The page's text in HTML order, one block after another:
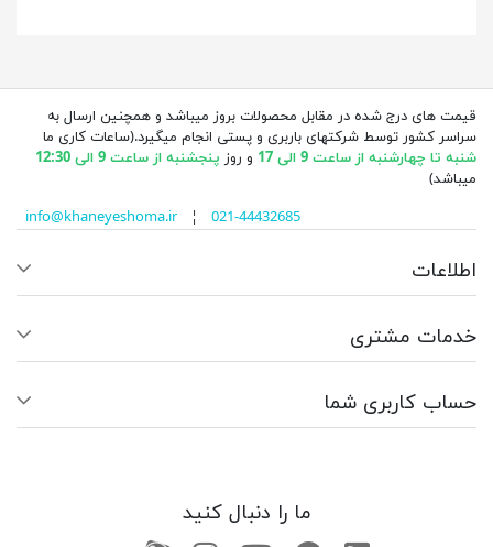
قیمت های درج شده در مقابل محصولات بروز میباشد و همچنین ارسال به
سراسر کشور توسط شرکتهای باربری و پستی انجام میگیرد.(ساعات کاری ما
شنبه تا چهارشنبه از ساعت 9 الی 17
و روز پنجشنبه از ساعت 9 الی 12:30
میباشد)
info@khaneyeshoma.ir¦ 021-44432685
اطلاعات
خدمات مشتری
حساب کاربری شما
ما را دنبال کنید